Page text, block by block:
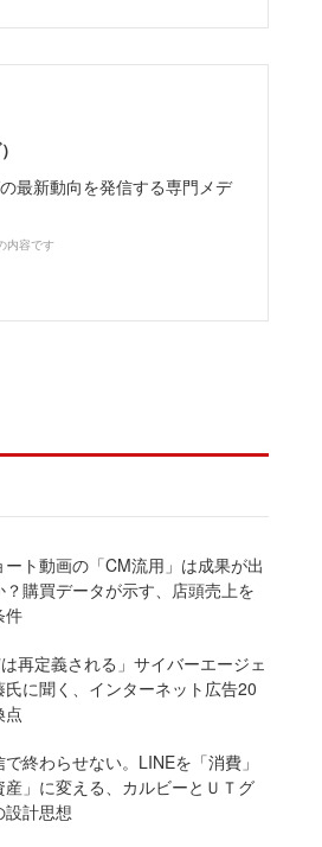
最新動向を発信する専門メデ
内容です
ート動画の「CM流用」は成果が出
？購買データが示す、店頭売上を
件
は再定義される」サイバーエージェ
氏に聞く、インターネット広告20
点
終わらせない。LINEを「消費」
産」に変える、カルビーとＵＴグ
設計思想